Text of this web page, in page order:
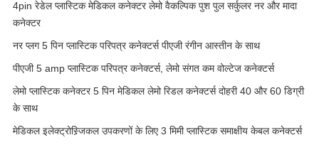
4pin रेडेल प्लास्टिक मेडिकल कनेक्टर लेमो वैकल्पिक पुश पुल सर्कुलर नर और मादा
कनेक्टर
नर प्लग 5 पिन प्लास्टिक परिपत्र कनेक्टर्स पीएजी रंगीन आस्तीन के साथ
पीएजी 5 amp प्लास्टिक परिपत्र कनेक्टर्स, लेमो संगत कम वोल्टेज कनेक्टर्स
लेमो प्लास्टिक कनेक्टर 5 पिन मेडिकल लेमो रिडल कनेक्टर्स दोहरी 40 और 60 डिग्री
के साथ
मेडिकल इलेक्ट्रोस्र्जिकल उपकरणों के लिए 3 मिमी प्लास्टिक समाक्षीय केबल कनेक्टर्स